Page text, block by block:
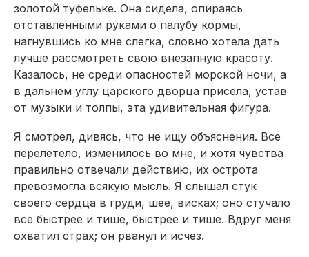
золотой туфельке. Она сидела, опираясь
отставленными руками о палубу кормы,
нагнувшись ко мне слегка, словно хотела дать
лучше рассмотреть свою внезапную красоту.
Казалось, не среди опасностей морской ночи, а
в дальнем углу царского дворца присела, устав
от музыки и толпы, эта удивительная фигура.
Я смотрел, дивясь, что не ищу объяснения. Все
перелетело, изменилось во мне, и хотя чувства
правильно отвечали действию, их острота
превозмогла всякую мысль. Я слышал стук
своего сердца в груди, шее, висках; оно стучало
все быстрее и тише, быстрее и тише. Вдруг меня
охватил страх; он рванул и исчез.